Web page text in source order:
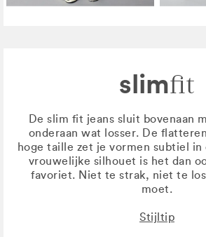
slimfit
De slim fit jeans sluit bovenaan
onderaan wat losser. De
hoge taille zet je vormen subtiel in
vrouwelijke silhouet is het dan
favoriet. Niet te strak, niet te
moet.
Stijltip